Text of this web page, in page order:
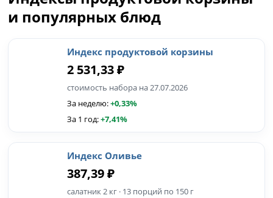
и популярных блюд
Индекс продуктовой корзины
2 531,33 ₽
стоимость набора на 27.07.2026
За неделю:+0,33%
За 1 год:+7,41%
Индекс Оливье
387,39 ₽
салатник 2 кг · 13 порций по 150 г